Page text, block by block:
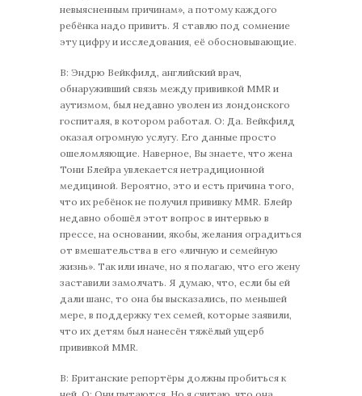
невыясненным причинам», а потому каждого
ребёнка надо привить. Я ставлю под сомнение
эту цифру и исследования, её обосновывающие.
В: Эндрю Вейкфилд, английский врач,
обнаруживший связь между прививкой MMR и
аутизмом, был недавно уволен из лондонского
госпиталя, в котором работал. О: Да. Вейкфилд
оказал огромную услугу. Его данные просто
ошеломляющие. Наверное, Вы знаете, что жена
Тони Блейра увлекается нетрадиционной
медициной. Вероятно, это и есть причина того,
что их ребёнок не получил прививку MMR. Блейр
недавно обошёл этот вопрос в интервью в
прессе, на основании, якобы, желания оградиться
от вмешательства в его «личную и семейную
жизнь». Так или иначе, но я полагаю, что его жену
заставили замолчать. Я думаю, что, если бы ей
дали шанс, то она бы высказались, по меньшей
мере, в поддержку тех семей, которые заявили,
что их детям был нанесён тяжёлый ущерб
прививкой MMR.
В: Британские репортёры должны пробиться к